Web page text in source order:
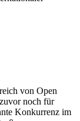
von Open